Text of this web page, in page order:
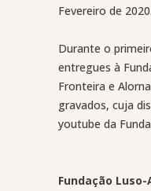
Fevereiro de 2020.
Durante o
entregues à
Fronteira e
gravados, cuja
youtube da
Fundação